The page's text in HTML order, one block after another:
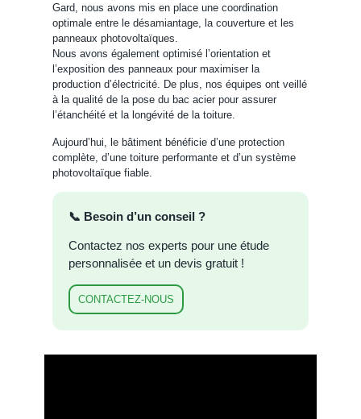
Gard, nous avons mis en place une coordination
optimale entre le désamiantage, la couverture et les
panneaux photovoltaïques.
Nous avons également optimisé l’orientation et
l’exposition des panneaux pour maximiser la
production d’électricité. De plus, nos équipes ont veillé
à la qualité de la pose du bac acier pour assurer
l’étanchéité et la longévité de la toiture.
Aujourd’hui, le bâtiment bénéficie d’une protection
complète, d’une toiture performante et d’un système
photovoltaïque fiable.
📞 Besoin d’un conseil ?​
Contactez nos experts pour une étude
personnalisée et un devis gratuit !
CONTACTEZ-NOUS